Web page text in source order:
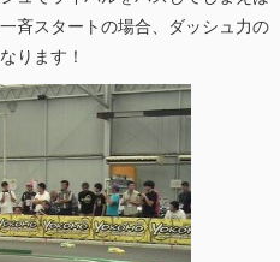
斉スタートの場合、ダッシュ力の
ります！